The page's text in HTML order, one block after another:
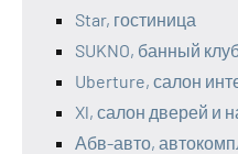
Star, гостиница
SUKNO, банный
Uberture, салон
Xl, салон дверей и
Абв-авто,